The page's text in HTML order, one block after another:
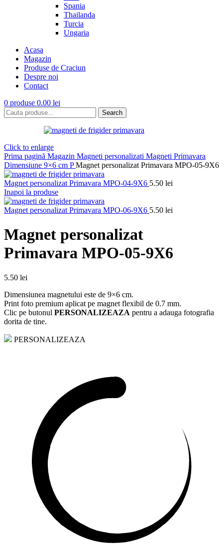
Spania
Thailanda
Turcia
Ungaria
Acasa
Magazin
Produse de Craciun
Despre noi
Contact
0 produse 0.00 lei
Search
Click to enlarge
Prima pagină Magazin Magneti personalizati Magneti Primavara
Dimensiune 9×6 cm PMagnet personalizat Primavara MPO-05-9X6
Magnet personalizat Primavara MPO-04-9X6 5.50 lei
Inapoi la produse
Magnet personalizat Primavara MPO-06-9X6 5.50 lei
Magnet personalizat
Primavara MPO-05-9X6
5.50 lei
Dimensiunea magnetului este de 9×6 cm.
Print foto premium aplicat pe magnet flexibil de 0.7 mm.
Clic pe butonul PERSONALIZEAZA pentru a adauga fotografia
dorita de tine.
PERSONALIZEAZA